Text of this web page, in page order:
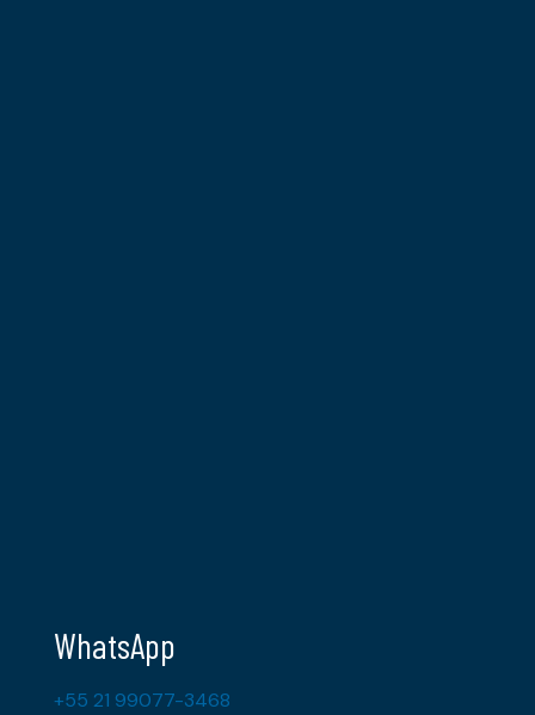
WhatsApp
+55 21 99077-3468